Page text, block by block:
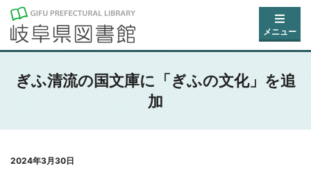
メニュー
ぎふ清流の国文庫に「ぎふの文化」を追
加
2024年3月30日